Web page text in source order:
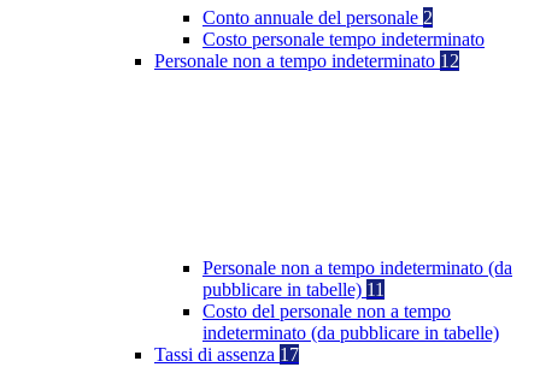
Conto annuale del personale 2
Costo personale tempo indeterminato
Personale non a tempo indeterminato 12
Personale non a tempo indeterminato (da
pubblicare in tabelle) 11
Costo del personale non a tempo
indeterminato (da pubblicare in tabelle)
Tassi di assenza 17